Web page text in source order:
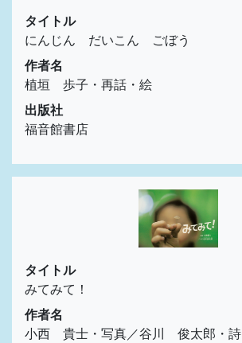
タイトル
にんじん だいこん ごぼう
作者名
植垣 歩子・再話・絵
出版社
福音館書店
タイトル
みてみて！
作者名
小西 貴士・写真／谷川 俊太郎・詩